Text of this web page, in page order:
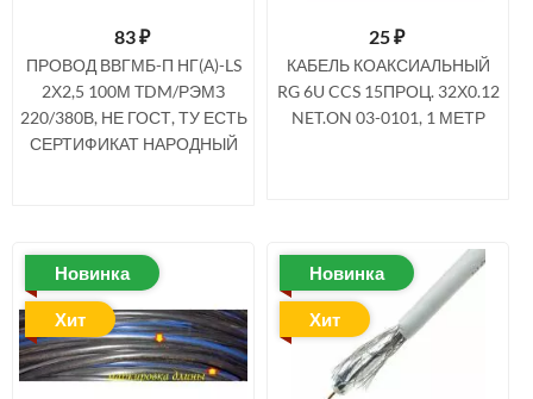
83₽
ПРОВОД ВВГМБ-П НГ(А)-LS
2Х2,5 100М TDM/РЭМЗ
220/380В, НЕ ГОСТ, ТУ ЕСТЬ
СЕРТИФИКАТ НАРОДНЫЙ
25₽
КАБЕЛЬ КОАКСИАЛЬНЫЙ
RG 6U CCS 15ПРОЦ. 32Х0.12
NET.ON 03-0101, 1 МЕТР
Новинка
Хит
Новинка
Хит